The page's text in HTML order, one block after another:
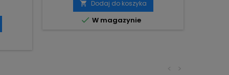
 Dodaj do koszyka
 W magazynie
>
<